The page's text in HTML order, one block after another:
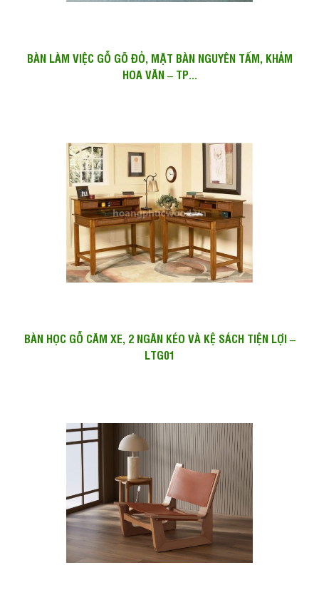
BÀN LÀM VIỆC GỖ GÕ ĐỎ, MẶT BÀN NGUYÊN TẤM, KHẢM
HOA VĂN – TP...
BÀN HỌC GỖ CĂM XE, 2 NGĂN KÉO VÀ KỆ SÁCH TIỆN LỢI –
LTG01